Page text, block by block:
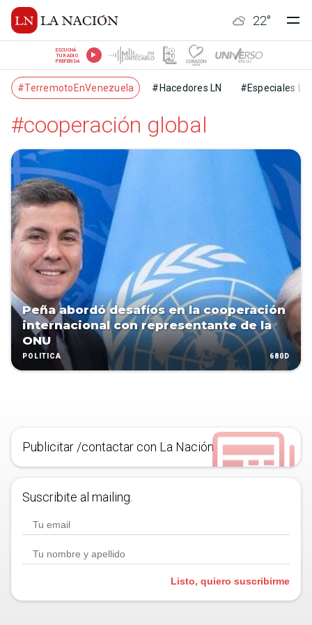
22°
ESCUCHÁ
TU RADIO
PREFERIDA
#TerremotoEnVenezuela #Hacedores LN #Especiales LN
#cooperación global
Peña abordó desafíos en la cooperación
internacional con representante de la
ONU
POLÍTICA 680D
Publicitar /contactar con La Nación
Suscribite al mailing.
Listo, quiero suscribirme